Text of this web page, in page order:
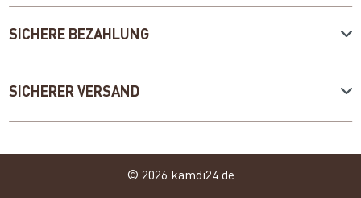
SICHERE BEZAHLUNG
SICHERER VERSAND
© 2026 kamdi24.de